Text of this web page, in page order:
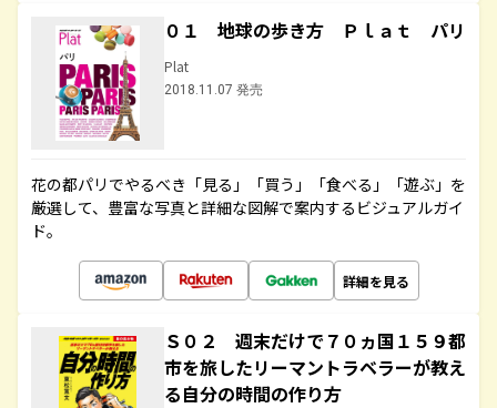
０１ 地球の歩き方 Ｐｌａｔ パリ
Plat
2018.11.07 発売
花の都パリでやるべき「見る」「買う」「食べる」「遊ぶ」を
厳選して、豊富な写真と詳細な図解で案内するビジュアルガイ
ド。
詳細を見る
Ｓ０２ 週末だけで７０ヵ国１５９都
市を旅したリーマントラベラーが教え
る自分の時間の作り方